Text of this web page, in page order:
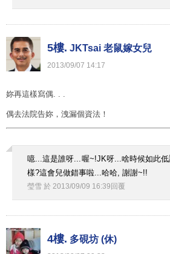
5樓. JKTsai 老鼠嫁女兒
2013/09/07 14:17
妳再這樣寫偶. . .
偶去法院告妳，洩漏個資法！
噫...這是誰呀...喔~!JK呀...啥時候如此
樣?這會兒做錯事啦...哈哈, 謝謝~!!
瑩雪 於 2013/09/09 16:39回覆
4樓. 多硯坊 (休)